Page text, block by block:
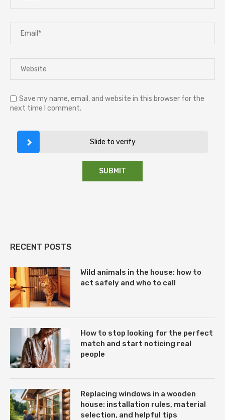
Save my name, email, and website in this browser for the
next time I comment.
Slide to verify
RECENT POSTS
Wild animals in the house: how to
act safely and who to call
How to stop looking for the perfect
match and start noticing real
people
Replacing windows in a wooden
house: installation rules, material
selection, and helpful tips